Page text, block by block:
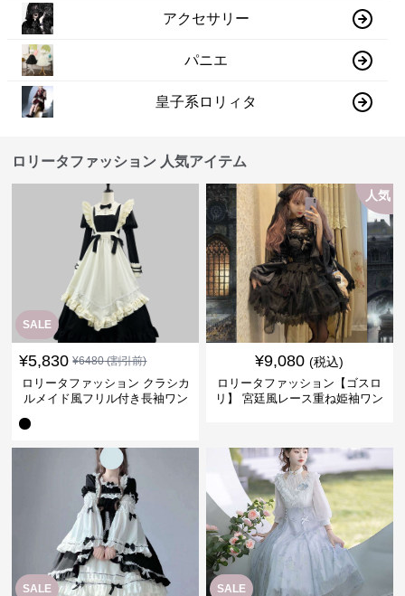
アクセサリー
パニエ
皇子系ロリィタ
ロリータファッション 人気アイテム
SALE
¥5,830 ¥6480(割引前)
ロリータファッション クラシカ
ルメイド風フリル付き長袖ワン
人気
¥9,080 (税込)
ロリータファッション【ゴスロ
リ】 宮廷風レース重ね姫袖ワン
SALE SALE